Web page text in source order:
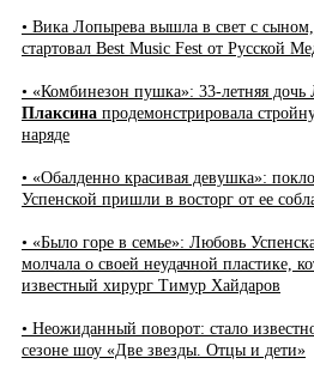
• Вика Лопырева вышла в свет с
стартовал Best Music Fest от Русской
• «Комбинезон пушка»: 33-летняя
Плаксина продемонстрировала
наряде
• «Обалденно красивая девушка»:
Успенской пришли в восторг от ее
• «Было горе в семье»: Любовь
молчала о своей неудачной пластике,
известный хирург Тимур Хайдаров
• Неожиданный поворот: стало
сезоне шоу «Две звезды. Отцы и дети»